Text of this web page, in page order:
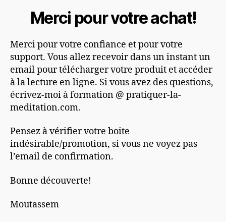
Merci pour votre achat!
Merci pour votre confiance et pour votre
support. Vous allez recevoir dans un instant un
email pour télécharger votre produit et accéder
à la lecture en ligne. Si vous avez des questions,
écrivez-moi à formation @ pratiquer-la-
meditation.com.
Pensez à vérifier votre boite
indésirable/promotion, si vous ne voyez pas
l’email de confirmation.
Bonne découverte!
Moutassem